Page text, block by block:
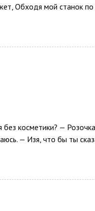
Обходя мой станок
косметики? —
— Изя, что бы ты